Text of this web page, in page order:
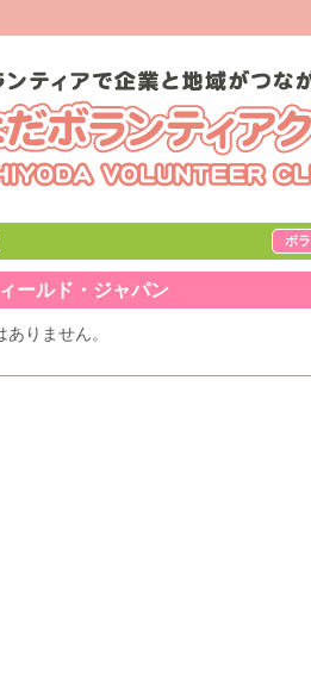
ボ
ールド・ジャパン
りません。